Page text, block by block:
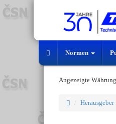
Normen
Angezeigte
Herausgeber